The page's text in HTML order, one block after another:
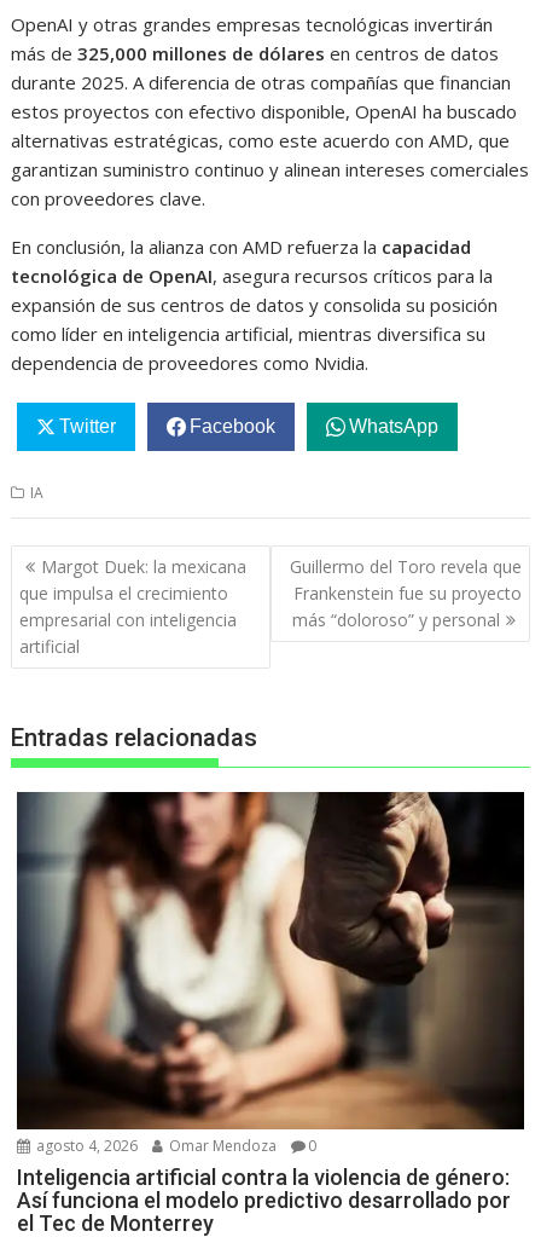
OpenAI y otras grandes empresas tecnológicas invertirán
más de325,000 millones de dólares en centros de datos
durante 2025. A diferencia de otras compañías que financian
estos proyectos con efectivo disponible, OpenAI ha buscado
alternativas estratégicas, como este acuerdo con AMD, que
garantizan suministro continuo y alinean intereses comerciales
con proveedores clave.
En conclusión, la alianza con AMD refuerza la capacidad
tecnológica de OpenAI, asegura recursos críticos para la
expansión de sus centros de datos y consolida su posición
como líder en inteligencia artificial, mientras diversifica su
dependencia de proveedores como Nvidia.
Twitter Facebook WhatsApp
IA
Navegación
de
entradas
Margot Duek: la mexicana
que impulsa el crecimiento
empresarial con inteligencia
artificial
Guillermo del Toro revela que
Frankenstein fue su proyecto
más “doloroso” y personal
Entradas relacionadas
agosto 4, 2026 Omar Mendoza 0
Inteligencia artificial contra la violencia de género:
Así funciona el modelo predictivo desarrollado por
el Tec de Monterrey